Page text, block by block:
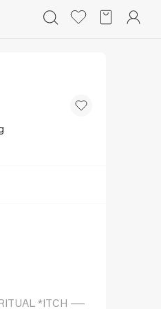
*ITCH —